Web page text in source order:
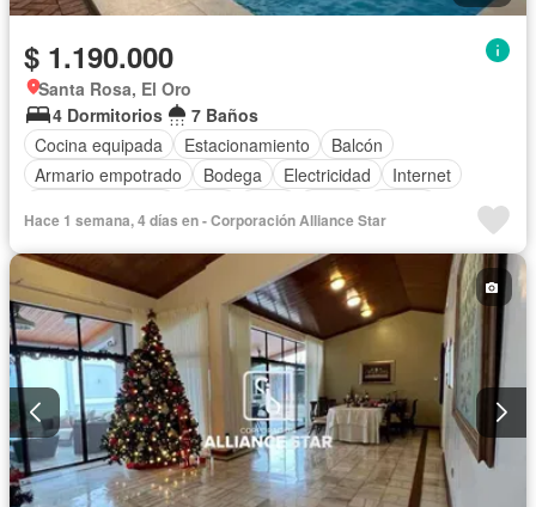
$ 1.190.000
Santa Rosa, El Oro
4 Dormitorios
7 Baños
Cocina equipada
Estacionamiento
Balcón
Armario empotrado
Bodega Electricidad
Internet
Piscina
Aire acondicionado Alarma
Calefacción
Cocina integral
Cuarto de servicio
Terraza
Área para niños
Conserje
Acceso para personas con discapacidad
Parrilla
Garita de guardianía
Seguridad
Wifi
Parcialmente amoblado
Hace 1 semana, 4 días en - Corporación Alliance Star